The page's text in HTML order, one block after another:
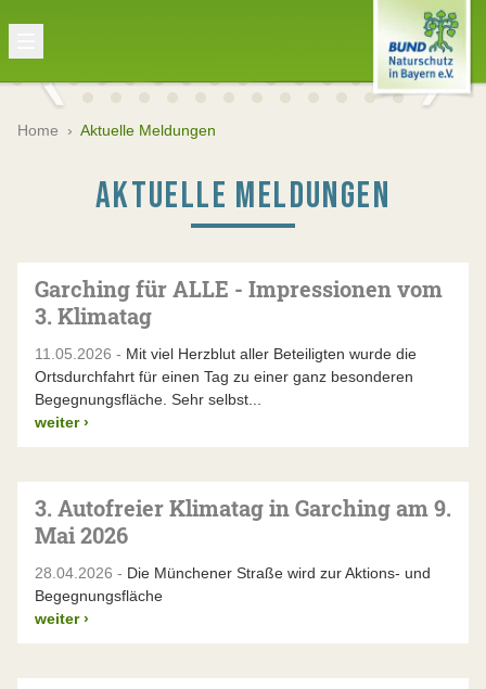
Home › Aktuelle Meldungen
AKTUELLE MELDUNGEN
Garching für ALLE - Impressionen vom
3. Klimatag
11.05.2026 - Mit viel Herzblut aller Beteiligten wurde die
Ortsdurchfahrt für einen Tag zu einer ganz besonderen
Begegnungsfläche. Sehr selbst...
weiter ›
3. Autofreier Klimatag in Garching am 9.
Mai 2026
28.04.2026 - Die Münchener Straße wird zur Aktions- und
Begegnungsfläche
weiter ›